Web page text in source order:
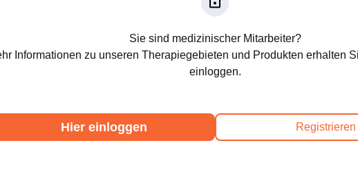
Sie sind medizinischer Mitarbeiter?
Informationen zu unseren Therapiegebieten und Produkten erhalten
einloggen.
Hier einloggen Registrieren